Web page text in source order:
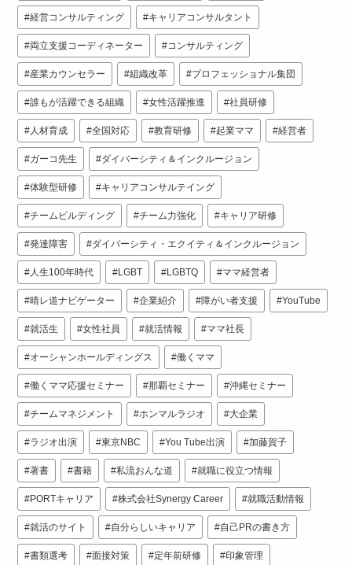
経営コンサルティング キャリアコンサルタント
両立支援コーディネーター コンサルティング
産業カウンセラー 組織改革 プロフェッショナル集団
誰もが活躍できる組織 女性活躍推進 社員研修
人材育成 全国対応 教育研修 起業ママ 経営者
ガーコ先生 ダイバーシティ＆インクルージョン
体験型研修 キャリアコンサルテイング
チームビルディング チーム力強化 キャリア研修
発達障害 ダイバーシティ・エクイティ＆インクルージョン
人生100年時代 LGBT LGBTQ ママ経営者
晴レ道ナビゲーター 企業紹介 障がい者支援 YouTube
就活生 女性社員 就活情報 ママ社長
オーシャンホールディングス 働くママ
働くママ応援セミナー 那覇セミナー 沖縄セミナー
チームマネジメント ホンマルラジオ 大企業
ラジオ出演 東京NBC You Tube出演 加藤賀子
著書 書籍 私流おんな道 就職に役立つ情報
PORTキャリア 株式会社Synergy Career 就職活動情報
就活のサイト 自分らしいキャリア 自己PRの書き方
書類選考 面接対策 定年前研修 印象管理